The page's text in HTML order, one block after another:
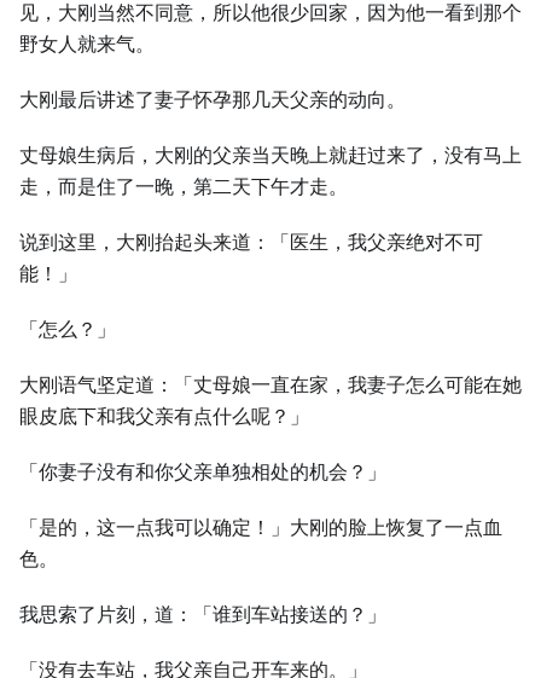
见，⼤刚当然不同意，所以他很少回家，因为他⼀看到那个
野女⼈就来气。
⼤刚最后讲述了妻子怀孕那几天父亲的动向。
丈母娘⽣病后，⼤刚的父亲当天晚上就赶过来了，没有马上
走，而是住了⼀晚，第二天下午才走。
说到这里，⼤刚抬起头来道：「医⽣，我父亲绝对不可
能！」
「怎么？」
⼤刚语气坚定道：「丈母娘⼀直在家，我妻子怎么可能在她
眼皮底下和我父亲有点什么呢？」
「你妻子没有和你父亲单独相处的机会？」
「是的，这⼀点我可以确定！」⼤刚的脸上恢复了⼀点血
色。
我思索了片刻，道：「谁到车站接送的？」
「没有去车站，我父亲自己开车来的。」